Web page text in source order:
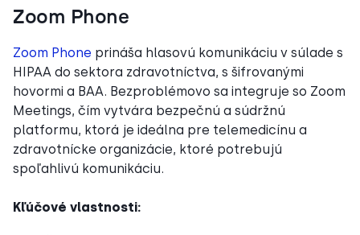
Zoom Phone
Zoom Phone prináša hlasovú komunikáciu v súlade s
HIPAA do sektora zdravotníctva, s šifrovanými
hovormi a BAA. Bezproblémovo sa integruje so Zoom
Meetings, čím vytvára bezpečnú a súdržnú
platformu, ktorá je ideálna pre telemedicínu a
zdravotnícke organizácie, ktoré potrebujú
spoľahlivú komunikáciu.
Kľúčové vlastnosti: